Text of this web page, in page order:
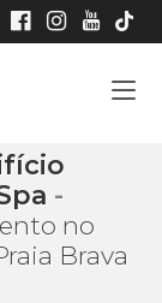
-
no
Brava